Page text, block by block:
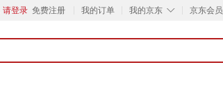
请登录 免费注册 我的订单 ◇
我的京东 京东会员